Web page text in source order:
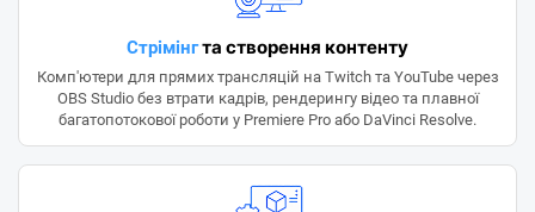
Стрімінгта створення контенту
Комп'ютери для прямих трансляцій на Twitch та YouTube через
OBS Studio без втрати кадрів, рендерингу відео та плавної
багатопотокової роботи у Premiere Pro або DaVinci Resolve.